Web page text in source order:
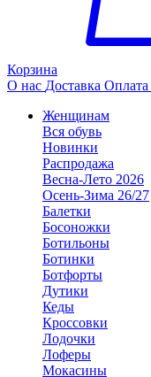
Корзина
О нас Доставка Оплата
Женщинам
Вся обувь
Новинки
Распродажа
Весна-Лето 2026
Осень-Зима 26/27
Балетки
Босоножки
Ботильоны
Ботинки
Ботфорты
Дутики
Кеды
Кроссовки
Лодочки
Лоферы
Мокасины